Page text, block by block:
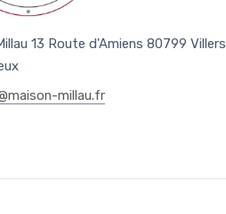
13 Route d'Amiens 80799 Villers
millau.fr